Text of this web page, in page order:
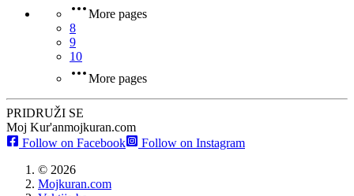
More pages
8
9
10
More pages
PRIDRUŽI SE
Moj Kur'anmojkuran.com
Follow on Facebook
Follow on Instagram
© 2026
Mojkuran.com